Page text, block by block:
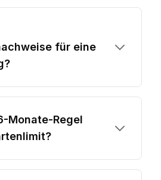
für eine
Monate-Regel